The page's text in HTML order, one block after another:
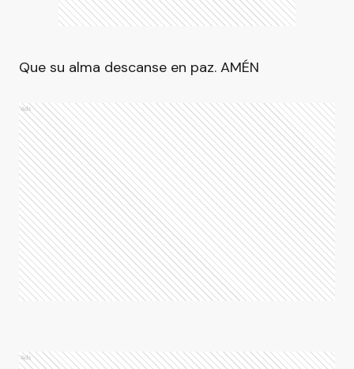
Que su alma descanse en paz. AMÉN
Ads
Ads